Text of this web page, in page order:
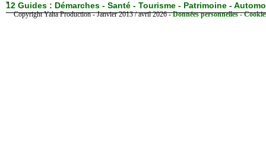
12 Guides : Démarches - Santé - Tourisme - Patrimoine -
Copyright Yalta Production - Janvier 2013 / avril 2026 -Données personnelles -